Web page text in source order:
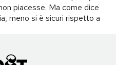
piacesse. Ma come dice
meno si è sicuri rispetto a